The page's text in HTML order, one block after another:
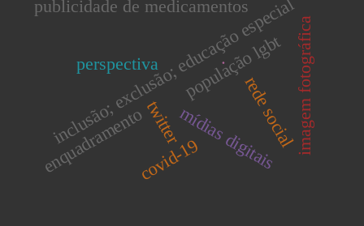
.
população lgbt
inclusão; exclusão; educação especial
twittermídias digitais
publicidade de medicamentos
enquadramento
perspectiva imagem fotográfica
rede social
covid-19